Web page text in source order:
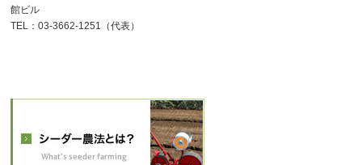
館ビル
TEL：03-3662-1251（代表）